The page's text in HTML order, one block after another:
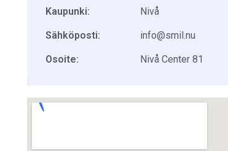
Kaupunki:
Sähköposti:
Osoite:
Nivå
info@smil.nu
Nivå Center 81